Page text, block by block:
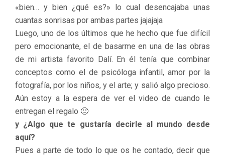
«bien… y bien ¿qué es?» lo cual desencajaba unas
cuantas sonrisas por ambas partes jajajaja
Luego, uno de los últimos que he hecho que fue difícil
pero emocionante, el de basarme en una de las obras
de mi artista favorito Dalí. En él tenía que combinar
conceptos como el de psicóloga infantil, amor por la
fotografía, por los niños, y el arte; y salió algo precioso.
Aún estoy a la espera de ver el video de cuando le
entregan el regalo 🙂
y ¿Algo que te gustaría decirle al mundo desde
aquí?
Pues a parte de todo lo que os he contado, decir que